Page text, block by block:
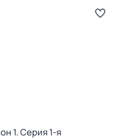
1. Серия 1-я